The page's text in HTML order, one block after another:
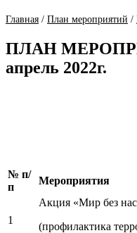
Главная / План мероприятий /
ПЛАН
апрель 2022г.
№ п/
п
Мероприятия
1
Акция «Мир без
(профилактика